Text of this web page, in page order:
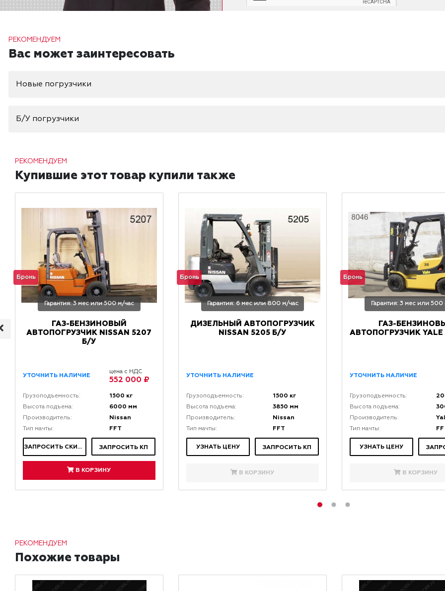
РЕКОМЕНДУЕМ
Вас может заинтересовать
Новые погрузчики
Б/У погрузчики
РЕКОМЕНДУЕМ
Купившие этот товар купили также
Бронь
Гарантия: 3 мес или 500 м/час
ГАЗ-БЕНЗИНОВЫЙ
АВТОПОГРУЗЧИК NISSAN 5207
Б/У
УТОЧНИТЬ НАЛИЧИЕ
цена с НДС
552 000 ₽
Грузоподъемность: 1500 кг
Высота подъема: 6000 мм
Производитель: Nissan
Тип мачты: FFT
ЗАПРОСИТЬ СКИДКУ ЗАПРОСИТЬ КП
В КОРЗИНУ
Бронь
Гарантия: 6 мес или 800 м/час
ДИЗЕЛЬНЫЙ АВТОПОГРУЗЧИК
NISSAN 5205 Б/У
УТОЧНИТЬ НАЛИЧИЕ
Грузоподъемность: 1500 кг
Высота подъема: 3850 мм
Производитель: Nissan
Тип мачты: FFT
УЗНАТЬ ЦЕНУ ЗАПРОСИТЬ КП
В КОРЗИНУ
Бронь
Гарантия: 3 мес или 500
ГАЗ-
АВТОПОГРУЗЧИК
УТОЧНИТЬ НАЛИЧИЕ
Грузоподъемность:
Высота подъема:
Производитель:
Тип мачты: FF
УЗНАТЬ ЦЕНУ
В КОРЗИНУ
РЕКОМЕНДУЕМ
Похожие товары